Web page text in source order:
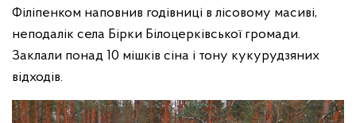
Філіпенком наповнив годівниці в лісовому масиві,
неподалік села Бірки Білоцерківської громади.
Заклали понад 10 мішків сіна і тону кукурудзяних
відходів.